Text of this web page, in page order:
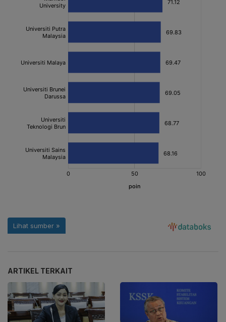
ARTIKEL TERKAIT